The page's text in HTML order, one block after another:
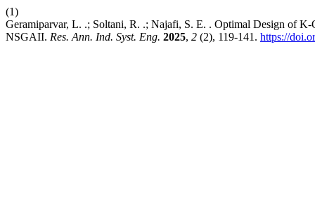
(1)
Geramiparvar, L. .; Soltani, R. .; Najafi, S. E. . Optimal Design of
NSGAII. Res. Ann. Ind. Syst. Eng. 2025, 2 (2), 119-141. https://